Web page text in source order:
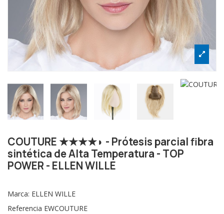
COUTURE ★★★★◗ - Prótesis parcial fibra
sintética de Alta Temperatura - TOP
POWER - ELLEN WILLE
Marca: ELLEN WILLE
Referencia EWCOUTURE